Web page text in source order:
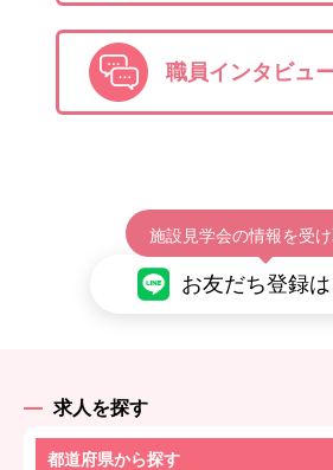
職員インタビュ
施設見学会の情報を受け
お友だち登録
求人を探す
都道府県から探す